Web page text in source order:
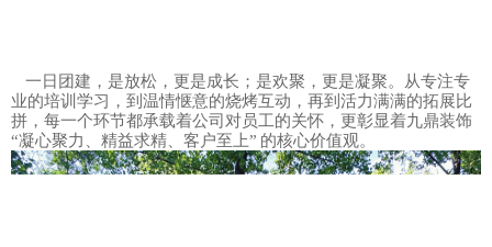
一日团建，是放松，更是成长；是欢聚，更是凝聚。从专注专
业的培训学习，到温情惬意的烧烤互动，再到活力满满的拓展比
拼，每一个环节都承载着公司对员工的关怀，更彰显着九鼎装饰
“凝心聚力、精益求精、客户至上” 的核心价值观。